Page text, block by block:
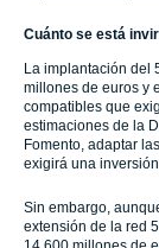
Cuánto se está
La implantación del
millones de euros y
compatibles que
estimaciones de la
Fomento, adaptar
exigirá una
Sin embargo,
extensión de la red